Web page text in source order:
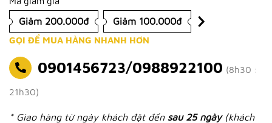
Giảm 200.000đ Giảm 100.000đ
GỌI ĐỂ MUA HÀNG NHANH HƠN
0901456723/0988922100 (8h30 :
21h30)
* Giao hàng từ ngày khách đặt đến sau 25 ngày (khách